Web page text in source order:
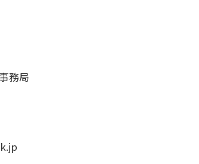
務局